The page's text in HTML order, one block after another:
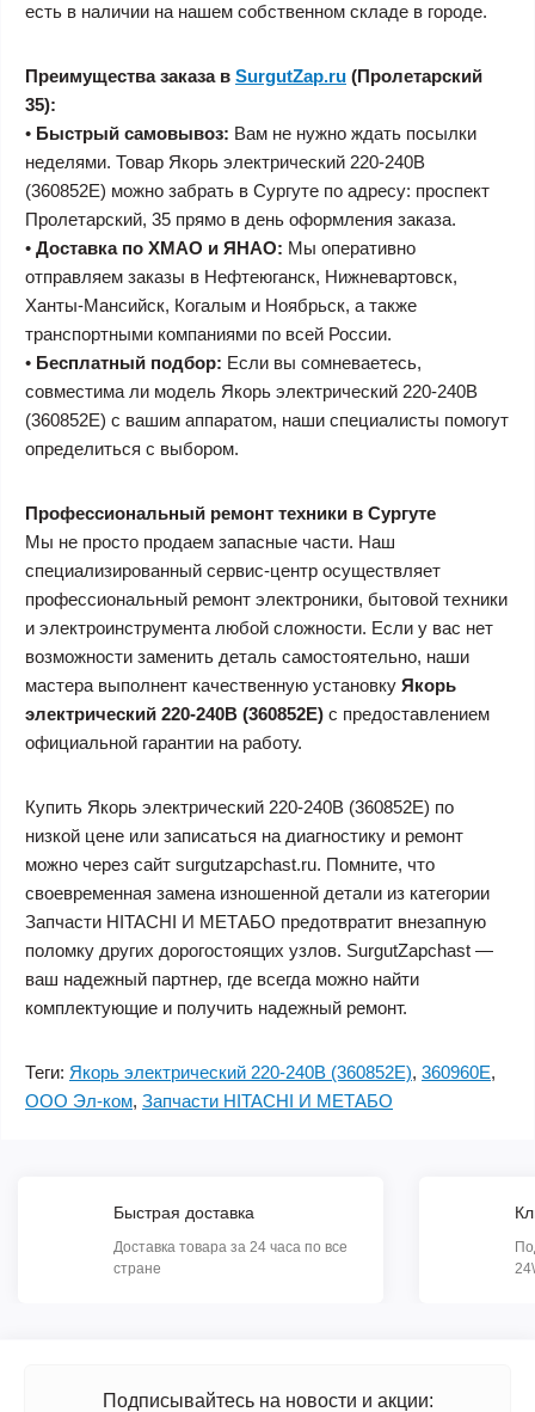
есть в наличии на нашем собственном складе в городе.
Преимущества заказа в SurgutZap.ru (Пролетарский
35):
• Быстрый самовывоз: Вам не нужно ждать посылки
неделями. Товар Якорь электрический 220-240В
(360852E) можно забрать в Сургуте по адресу: проспект
Пролетарский, 35 прямо в день оформления заказа.
• Доставка по ХМАО и ЯНАО: Мы оперативно
отправляем заказы в Нефтеюганск, Нижневартовск,
Ханты-Мансийск, Когалым и Ноябрьск, а также
транспортными компаниями по всей России.
• Бесплатный подбор: Если вы сомневаетесь,
совместима ли модель Якорь электрический 220-240В
(360852E) с вашим аппаратом, наши специалисты помогут
определиться с выбором.
Профессиональный ремонт техники в Сургуте
Мы не просто продаем запасные части. Наш
специализированный сервис-центр осуществляет
профессиональный ремонт электроники, бытовой техники
и электроинструмента любой сложности. Если у вас нет
возможности заменить деталь самостоятельно, наши
мастера выполнент качественную установку Якорь
электрический 220-240В (360852E) с предоставлением
официальной гарантии на работу.
Купить Якорь электрический 220-240В (360852E) по
низкой цене или записаться на диагностику и ремонт
можно через сайт surgutzapchast.ru. Помните, что
своевременная замена изношенной детали из категории
Запчасти HITACHI И МЕТАБО предотвратит внезапную
поломку других дорогостоящих узлов. SurgutZapchast —
ваш надежный партнер, где всегда можно найти
комплектующие и получить надежный ремонт.
Теги: Якорь электрический 220-240В (360852E), 360960E,
ООО Эл-ком, Запчасти HITACHI И МЕТАБО
Быстрая доставка
Доставка товара за 24 часа по все
стране
Подписывайтесь на новости и акции: